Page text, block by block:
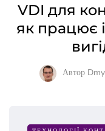
VDI для
як працює
Автор